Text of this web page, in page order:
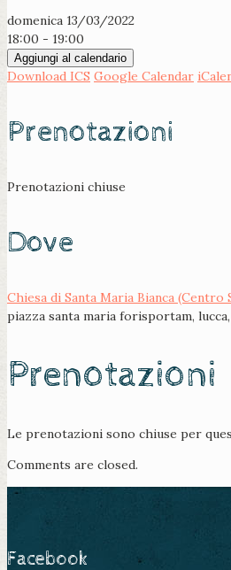
domenica 13/03/2022
18:00 - 19:00
Aggiungi al calendario
Download ICS Google Calendar
Prenotazioni
Prenotazioni chiuse
Dove
Chiesa di Santa Maria Bianca (Centro
piazza santa maria forisportam,
Prenotazioni
Le prenotazioni sono chiuse per
Comments are closed.
Facebook